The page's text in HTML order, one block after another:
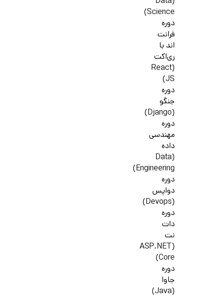
Science)
دوره
فرانت
اند با
ری‌اکت
(React
JS)
دوره
جنگو
(Django)
دوره
مهندسی
داده
(Data
Engineering)
دوره
دواپس
(Devops)
دوره
دات
نت
(ASP.NET
Core)
دوره
جاوا
(Java)